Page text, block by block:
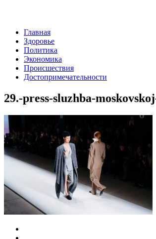
Главная
Здоровье
Политика
Экономика
Происшествия
Достопримечательности
29.-press-sluzhba-